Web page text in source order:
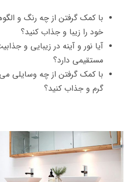
با کمک گرفتن از چه رنگ و
خود را زیبا و جذاب کنید؟
آیا نور و آینه در زیبایی و
مستقیمی دارد؟
با کمک گرفتن از چه وسایلی
گرم و جذاب کنید؟